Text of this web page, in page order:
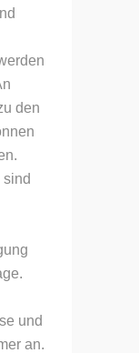
den
und
an.